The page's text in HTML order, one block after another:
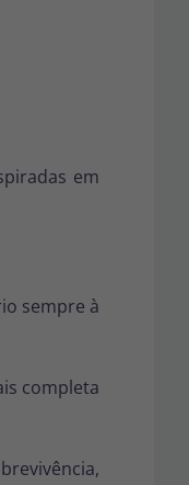
em
sempre à
completa